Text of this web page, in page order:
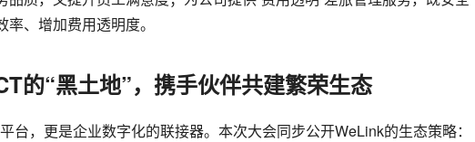
、增加费用透明度。
的“黑土地”，携手伙伴共建繁荣生态
台，更是企业数字化的联接器。本次大会同步公开WeLink的生态策略：